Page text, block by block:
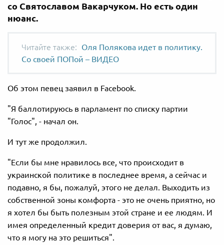
со Святославом Вакарчуком. Но есть один
нюанс.
Оля Полякова идет в политику.
Со своей ПОПой – ВИДЕО
Об этом певец заявил в Facebook.
"Я баллотируюсь в парламент по списку партии
"Голос", - начал он.
И тут же продолжил.
"Если бы мне нравилось все, что происходит в
украинской политике в последнее время, а сейчас и
подавно, я бы, пожалуй, этого не делал. Выходить из
собственной зоны комфорта - это не очень приятно, но
я хотел бы быть полезным этой стране и ее людям. И
имея определенный кредит доверия от вас, я думаю,
что я могу на это решиться".